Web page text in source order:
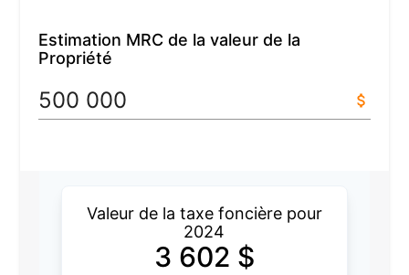
Estimation MRC de la valeur de la
Propriété
Valeur de la taxe foncière pour
2024
3 602 $